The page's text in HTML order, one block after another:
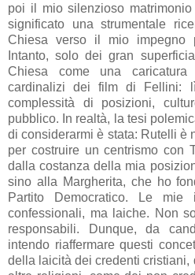
poi il mio silenzioso
significato una strumentale
Chiesa verso il mio impegno
Intanto, solo dei gran
Chiesa come una
cardinalizi dei film di Fellini:
complessità di posizioni,
pubblico. In realtà, la tesi
di considerarmi è stata: Rutelli è
per costruire un centrismo con
dalla costanza della mia
sino alla Margherita, che ho
Partito Democratico. Le
confessionali, ma laiche. Non
responsabili. Dunque, da
intendo riaffermare questi
della laicità dei credenti cristiani,